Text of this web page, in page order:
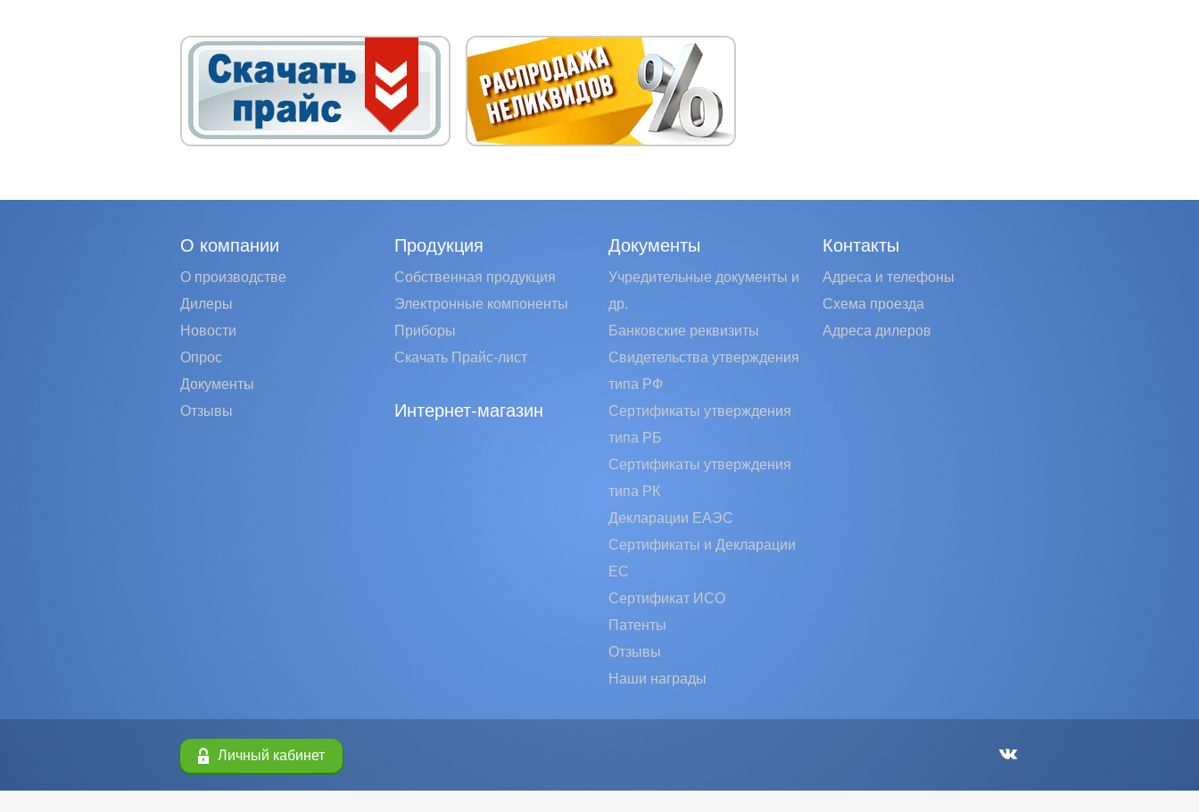
О компании
О производстве
Дилеры
Новости
Опрос
Документы
Отзывы
Продукция
Собственная продукция
Электронные компоненты
Приборы
Скачать Прайс-лист
Интернет-магазин
Документы
Учредительные документы и
др.
Банковские реквизиты
Свидетельства утверждения
типа РФ
Сертификаты утверждения
типа РБ
Сертификаты утверждения
типа РК
Декларации ЕАЭС
Сертификаты и Декларации
EC
Сертификат ИСО
Патенты
Отзывы
Наши награды
Контакты
Адреса и телефоны
Схема проезда
Адреса дилеров
Личный кабинет